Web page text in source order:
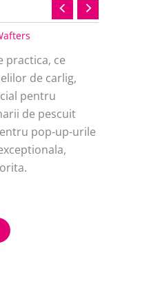
practica, ce
de carlig,
pentru
de pescuit
pop-up-urile